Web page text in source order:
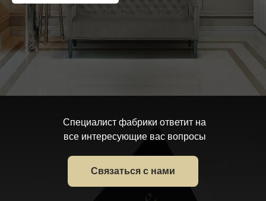
Специалист фабрики ответит на
все интересующие вас вопросы
Связаться с нами